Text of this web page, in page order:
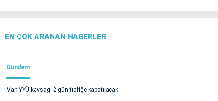
EN ÇOK ARANAN HABERLER
Gündem
Van YYÜ kavşağı 2 gün trafiğe kapatılacak